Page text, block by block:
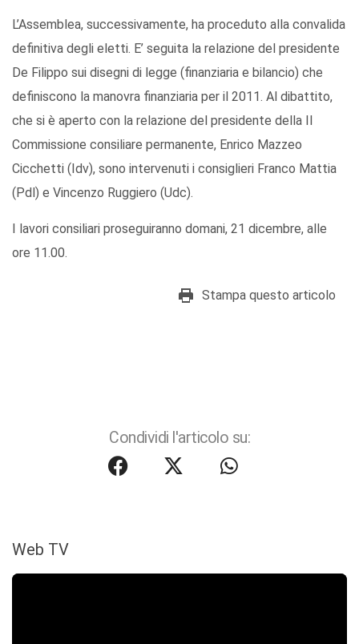
L’Assemblea, successivamente, ha proceduto alla convalida
definitiva degli eletti. E’ seguita la relazione del presidente
De Filippo sui disegni di legge (finanziaria e bilancio) che
definiscono la manovra finanziaria per il 2011. Al dibattito,
che si è aperto con la relazione del presidente della II
Commissione consiliare permanente, Enrico Mazzeo
Cicchetti (Idv), sono intervenuti i consiglieri Franco Mattia
(Pdl) e Vincenzo Ruggiero (Udc).
I lavori consiliari proseguiranno domani, 21 dicembre, alle
ore 11.00.
Stampa questo articolo
Condividi l'articolo su:
Web TV